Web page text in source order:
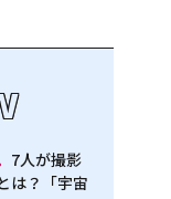
7人が撮影
は？「宇宙